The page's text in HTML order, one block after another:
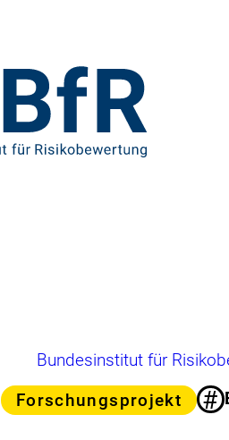
Brotkrumennavigation
Bundesinstitut für
Kategorie
Forschungsprojekt #